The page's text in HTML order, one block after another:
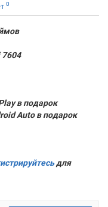
0
7604
в подарок
Auto в подарок
для